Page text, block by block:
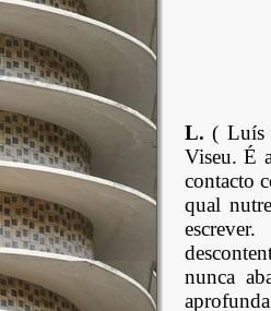
L. ( Luís
Viseu. É
contacto
qual
nunca